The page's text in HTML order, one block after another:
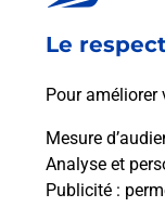
Le
Pour améliorer
Mesure
Analyse et
Publicité :